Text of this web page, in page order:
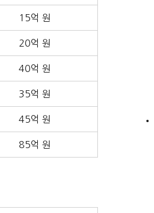
15억 원
20억 원
40억 원
35억 원
45억 원
85억 원